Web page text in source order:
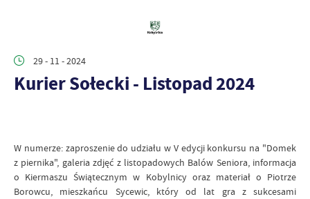
29 - 11 - 2024
Kurier Sołecki - Listopad 2024
W numerze: zaproszenie do udziału w V edycji konkursu na "Domek
z piernika", galeria zdjęć z listopadowych Balów Seniora, informacja
o Kiermaszu Świątecznym w Kobylnicy oraz materiał o Piotrze
Borowcu, mieszkańcu Sycewic, który od lat gra z sukcesami